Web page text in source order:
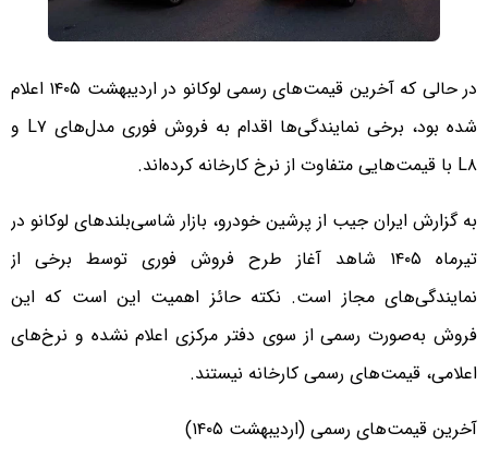
در حالی که آخرین قیمت‌های رسمی لوکانو در اردیبهشت ۱۴۰۵ اعلام
شده بود، برخی نمایندگی‌ها اقدام به فروش فوری مدل‌های L۷ و
L۸ با قیمت‌هایی متفاوت از نرخ کارخانه کرده‌اند.
به گزارش ایران جیب از پرشین خودرو، بازار شاسی‌بلندهای لوکانو در
تیرماه ۱۴۰۵ شاهد آغاز طرح فروش فوری توسط برخی از
نمایندگی‌های مجاز است. نکته حائز اهمیت این است که این
فروش به‌صورت رسمی از سوی دفتر مرکزی اعلام نشده و نرخ‌های
اعلامی، قیمت‌های رسمی کارخانه نیستند.
آخرین قیمت‌های رسمی (اردیبهشت ۱۴۰۵)